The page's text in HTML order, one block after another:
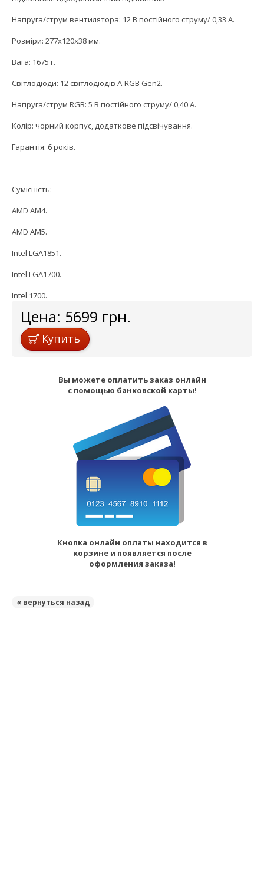
Напруга/струм вентилятора: 12 В постійного струму/ 0,33 А.
Розміри: 277x120x38 мм.
Вага: 1675 г.
Світлодіоди: 12 світлодіодів A-RGB Gen2.
Напруга/струм RGB: 5 В постійного струму/ 0,40 А.
Колір: чорний корпус, додаткове підсвічування.
Гарантія: 6 років.
Сумісність:
AMD AM4.
AMD AM5.
Intel LGA1851.
Intel LGA1700.
Intel 1700.
Цена: 5699 грн.
Купить
Вы можете оплатить заказ онлайн
с помощью банковской карты!
Кнопка онлайн оплаты находится в
корзине и появляется после
оформления заказа!
« вернуться назад